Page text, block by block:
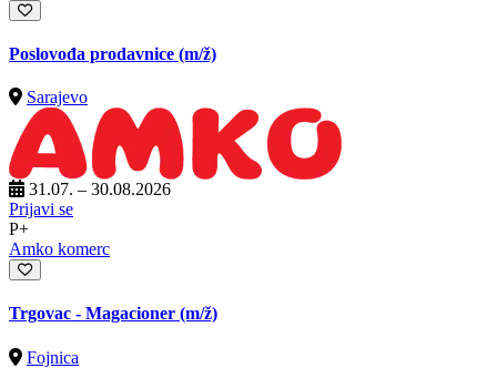
Poslovođa prodavnice (m/ž)
Sarajevo
31.07. – 30.08.2026
Prijavi se
P+
Amko komerc
Trgovac - Magacioner (m/ž)
Fojnica